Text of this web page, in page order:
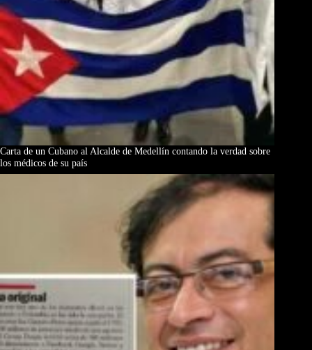
Carta de un Cubano al Alcalde de Medellín contando la verdad sobre
los médicos de su país